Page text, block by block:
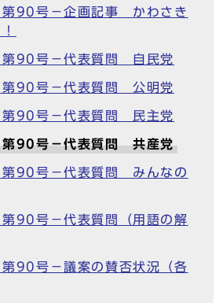
90号－企画記事 かわさき
90号－代表質問 自民党
90号－代表質問 公明党
90号－代表質問 民主党
90号－代表質問 共産党
90号－代表質問 みんなの
90号－代表質問（用語の解
90号－議案の賛否状況（各